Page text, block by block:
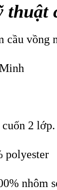
thuật
cầu vồng
cuốn 2 lớp.
polyester
nhôm